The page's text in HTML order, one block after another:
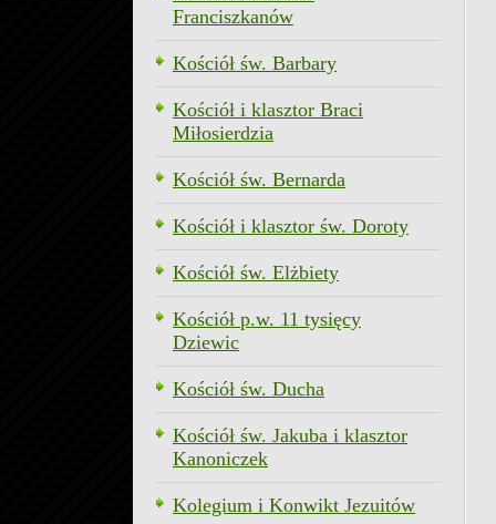
Franciszkanów
Kościół św. Barbary
Kościół i klasztor Braci
Miłosierdzia
Kościół św. Bernarda
Kościół i klasztor św. Doroty
Kościół św. Elżbiety
Kościół p.w. 11 tysięcy
Dziewic
Kościół św. Ducha
Kościół św. Jakuba i klasztor
Kanoniczek
Kolegium i Konwikt Jezuitów